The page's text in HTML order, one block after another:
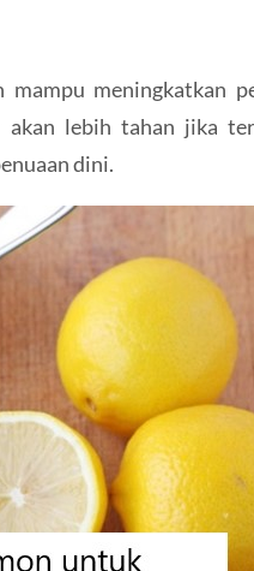
meningkatkan
lebih tahan jika
dini.